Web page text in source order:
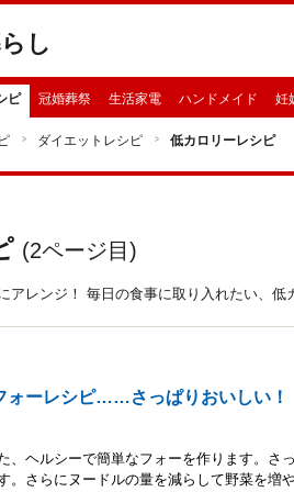
し
ピ 冠婚葬祭 生活家電 ハンドメイド 妊
ダイエットレシピ 低カロリーレシピ
(2ページ目)
アレンジ！ 毎日の食事に取り入れたい、低
ォーレシピ……さっぱりおいしい！
、ヘルシーで簡単なフォーを作ります。さ
。さらにヌードルの量を減らして野菜を増